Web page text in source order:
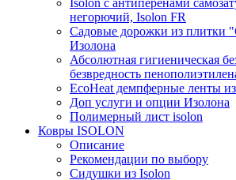
Isolon с антиперенами
негорючий, Isolon FR
Садовые дорожки из плитки
Изолона
Абсолютная гигиеническая
безвредность
EcoHeat демпферные ленты
Доп услуги и опции Изолона
Полимерный лист isolon
Ковры ISOLON
Описание
Рекомендации по выбору
Сидушки из Isolon